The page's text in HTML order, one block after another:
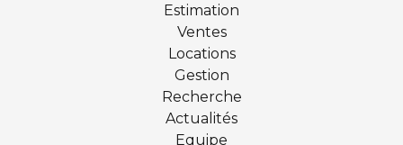
Estimation
Ventes
Locations
Gestion
Recherche
Actualités
Equipe